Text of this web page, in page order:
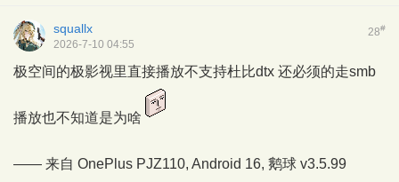
28#
squallx
2026-7-10 04:55
极空间的极影视里直接播放不支持杜比dtx 还必须的走smb
播放也不知道是为啥
—— 来自 OnePlus PJZ110, Android 16, 鹅球 v3.5.99